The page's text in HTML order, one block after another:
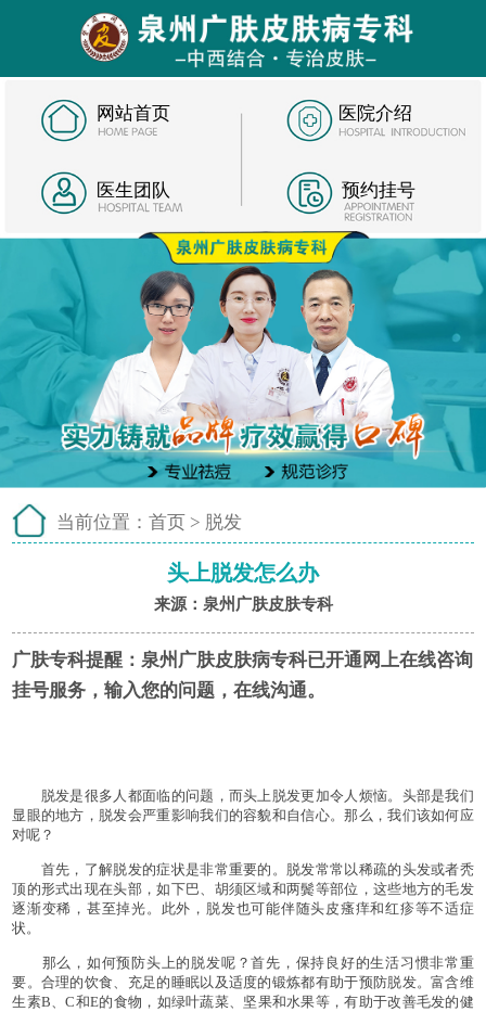
网站首页 医院介绍
医生团队 预约挂号
当前位置： 首页 > 脱发
头上脱发怎么办
来源：泉州广肤皮肤专科
广肤专科提醒： 泉州广肤皮肤病专科已开通网上在线咨询
挂号服务，输入您的问题，在线沟通。
脱发是很多人都面临的问题，而头上脱发更加令人烦恼。头部是我们
显眼的地方，脱发会严重影响我们的容貌和自信心。那么，我们该如何应
对呢？
首先，了解脱发的症状是非常重要的。脱发常常以稀疏的头发或者秃
顶的形式出现在头部，如下巴、胡须区域和两鬓等部位，这些地方的毛发
逐渐变稀，甚至掉光。此外，脱发也可能伴随头皮瘙痒和红疹等不适症
状。
那么，如何预防头上的脱发呢？首先，保持良好的生活习惯非常重
要。合理的饮食、充足的睡眠以及适度的锻炼都有助于预防脱发。富含维
生素B、C和E的食物，如绿叶蔬菜、坚果和水果等，有助于改善毛发的健